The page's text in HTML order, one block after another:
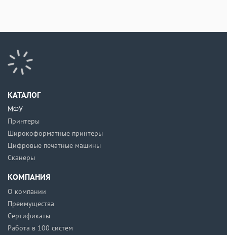
КАТАЛОГ
МФУ
Принтеры
Широкоформатные принтеры
Цифровые печатные машины
Сканеры
КОМПАНИЯ
О компании
Преимущества
Сертификаты
Работа в 100 систем